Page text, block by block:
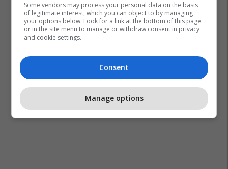
Some vendors may process your personal data on the basis
of legitimate interest, which you can object to by managing
your options below. Look for a link at the bottom of this page
or in the site menu to manage or withdraw consent in privacy
and cookie settings.
Consent
Manage options